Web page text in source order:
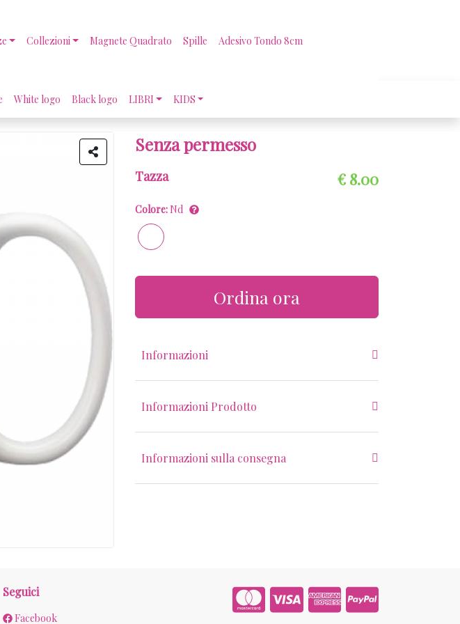
Collezioni Magnete Quadrato Spille Adesivo Tondo 8cm
White logo Black logo LIBRI KIDS
Senza permesso
Tazza € 8.00
Colore:Nd
Ordina ora
Informazioni
Informazioni Prodotto
Informazioni sulla consegna
Seguici
Facebook